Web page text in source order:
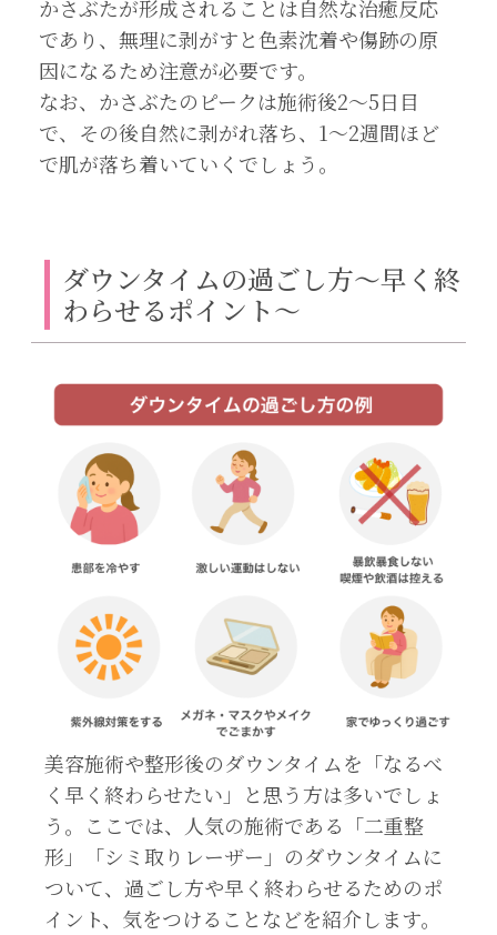
かさぶたが形成されることは自然な治癒反応
であり、無理に剥がすと色素沈着や傷跡の原
因になるため注意が必要です。
なお、かさぶたのピークは施術後2～5日目
で、その後自然に剥がれ落ち、1～2週間ほど
で肌が落ち着いていくでしょう。
ダウンタイムの過ごし方〜早く終
わらせるポイント〜
美容施術や整形後のダウンタイムを「なるべ
く早く終わらせたい」と思う方は多いでしょ
う。ここでは、人気の施術である「二重整
形」「シミ取りレーザー」のダウンタイムに
ついて、過ごし方や早く終わらせるためのポ
イント、気をつけることなどを紹介します。